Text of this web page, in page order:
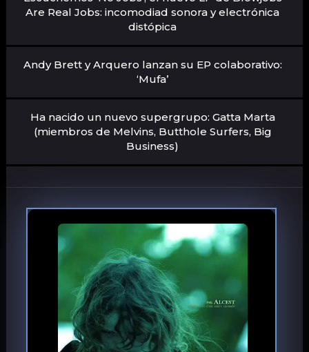
Are Real Jobs: incomodiad sonora y electrónica
distópica
Andy Brett y Arquero lanzan su EP colaborativo:
‘Mufa’
Ha nacido un nuevo supergrupo: Gatta Marta
(miembros de Melvins, Butthole Surfers, Big
Business)